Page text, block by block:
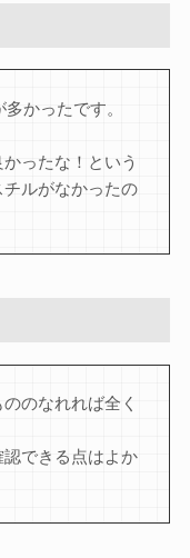
かったです。
ったな！という
ルがなかったの
のなれれば全く
できる点はよか